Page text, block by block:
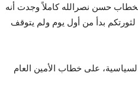
حسن نصرالله كاملاً وجدت أنه
بدأ من أول يوم ولم يتوقف
على خطاب الأمين العام